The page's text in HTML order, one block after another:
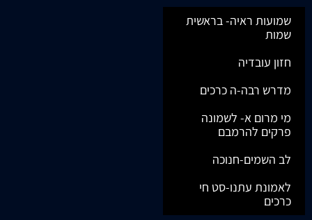
שמועות ראיה- בראשית
שמות
חזון עובדיה
מדרש רבה-ה כרכים
מי מרום א- לשמונה
פרקים להרמבם
לב השמים-חנוכה
לאמונת עתנו-סט חי
כרכים